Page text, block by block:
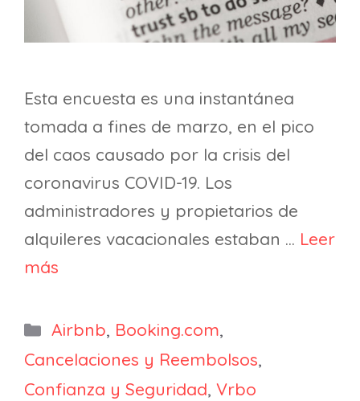
Esta encuesta es una instantánea
tomada a fines de marzo, en el pico
del caos causado por la crisis del
coronavirus COVID-19. Los
administradores y propietarios de
alquileres vacacionales estaban … Leer
más
Categorías
Airbnb, Booking.com,
Cancelaciones y Reembolsos,
Confianza y Seguridad, Vrbo